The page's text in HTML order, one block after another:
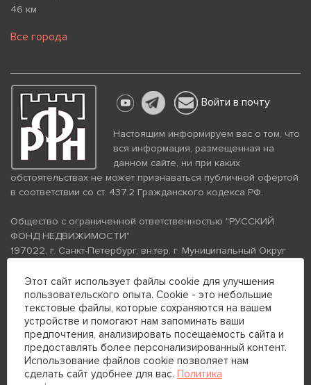
46 км
Все города
Войти в почту
Настоящим информируем вас о том, что
вся информация, размещенная на
данном сайте, ни при каких
обстоятельствах не может признаваться публичной офертой
в соответствии со ст. 437.2 Гражданского кодекса РФ.
Общество с ограниченной ответственностью "РУССКИЙ
ФОНД НЕДВИЖИМОСТИ"
197022, г. Санкт-Петербург, вн.тер. г. Муниципальный Округ
помещение 26Н, комната 103
ИНН 7813672570 КПП 781301001 ОГРН 1237800058870
Политика конфиденциальности
Политика обработки
персональных данных
Телефон для связи:
+7 (812) 200-99-98
+7 (812) 200-88-89
Этот сайт использует файлы cookie для улучшения
пользовательского опыта. Cookie - это небольшие
текстовые файлы, которые сохраняются на вашем
устройстве и помогают нам запоминать ваши
предпочтения, анализировать посещаемость сайта и
предоставлять более персонализированный контент.
Использование файлов cookie позволяет нам
сделать сайт удобнее для вас. Политика